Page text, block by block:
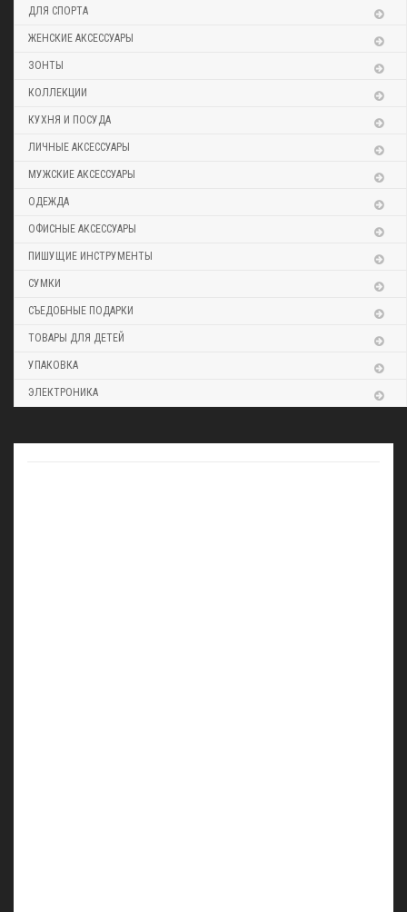
ДЛЯ СПОРТА
ЖЕНСКИЕ АКСЕССУАРЫ
ЗОНТЫ
КОЛЛЕКЦИИ
КУХНЯ И ПОСУДА
ЛИЧНЫЕ АКСЕССУАРЫ
МУЖСКИЕ АКСЕССУАРЫ
ОДЕЖДА
ОФИСНЫЕ АКСЕССУАРЫ
ПИШУЩИЕ ИНСТРУМЕНТЫ
СУМКИ
СЪЕДОБНЫЕ ПОДАРКИ
ТОВАРЫ ДЛЯ ДЕТЕЙ
УПАКОВКА
ЭЛЕКТРОНИКА